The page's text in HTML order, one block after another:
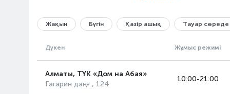
Жақын Бүгін Қазір ашық Тауар
Дүкен Жұмыс режимі
Алматы, ТҮК «Дом на Абая»
Гагарин даңғ., 124
10:00-21:00